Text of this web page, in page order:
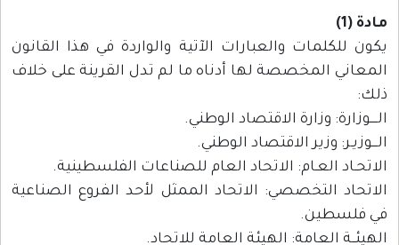
مادة (1)
يكون للكلمات والعبارات الآتية والواردة في هذا القانون
المعاني المخصصة لها أدناه ما لم تدل القرينة على خلاف
ذلك:
الــــوزارة: وزارة الاقتصاد الوطني.
الـــوزيـر: وزير الاقتصاد الوطني.
الاتحـاد العـام: الاتحاد العام للصناعات الفلسطينية.
الاتحاد التخصصي: الاتحاد الممثل لأحد الفروع الصناعية
في فلسطين.
الهيئــة العامة: الهيئة العامة للاتحاد.